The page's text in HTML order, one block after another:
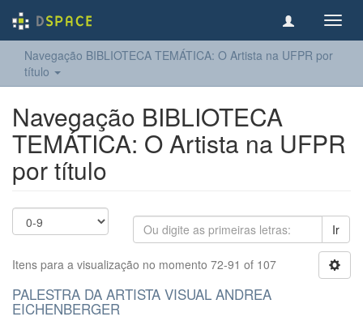
Navegação BIBLIOTECA TEMÁTICA: O Artista na UFPR por
título
Navegação BIBLIOTECA
TEMÁTICA: O Artista na UFPR
por título
Ir
Itens para a visualização no momento 72-91 of 107
PALESTRA DA ARTISTA VISUAL ANDREA
EICHENBERGER